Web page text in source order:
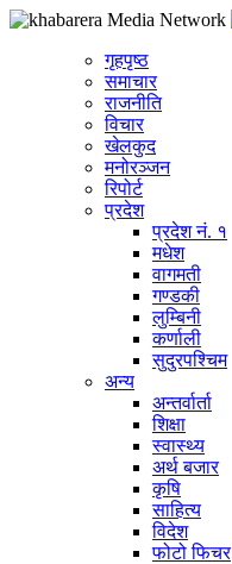
गृहपृष्ठ
समाचार
राजनीति
विचार
खेलकुद
मनोरञ्जन
रिपोर्ट
प्रदेश
प्रदेश नं. १
मधेश
वागमती
गण्डकी
लुम्बिनी
कर्णाली
सुदुरपश्चिम
अन्य
अन्तर्वार्ता
शिक्षा
स्वास्थ्य
अर्थ बजार
कृषि
साहित्य
विदेश
फोटो फिचर